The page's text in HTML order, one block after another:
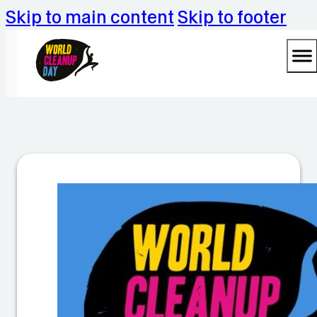
Skip to main content Skip to footer
ül
a
m
m